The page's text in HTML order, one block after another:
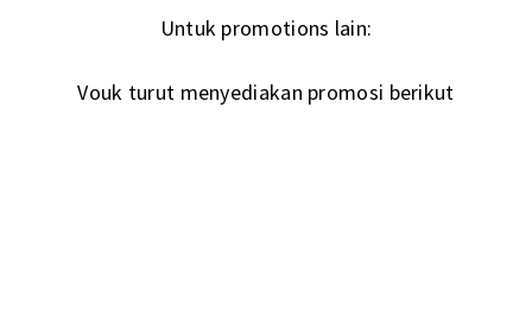
Untuk promotions lain:
Vouk turut menyediakan promosi berikut